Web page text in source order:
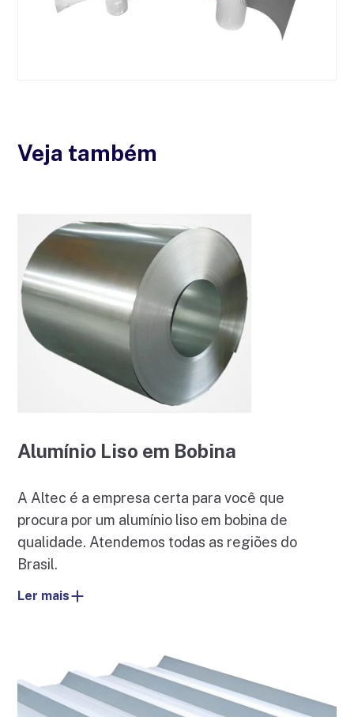
Veja também
Alumínio Liso em Bobina
A Altec é a empresa certa para você que
procura por um alumínio liso em bobina de
qualidade. Atendemos todas as regiões do
Brasil.
Ler mais